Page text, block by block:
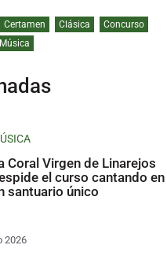
Certamen Clásica
Concurso
Música
Coral Virgen de Linarejos
el curso cantando en
santuario único
2026